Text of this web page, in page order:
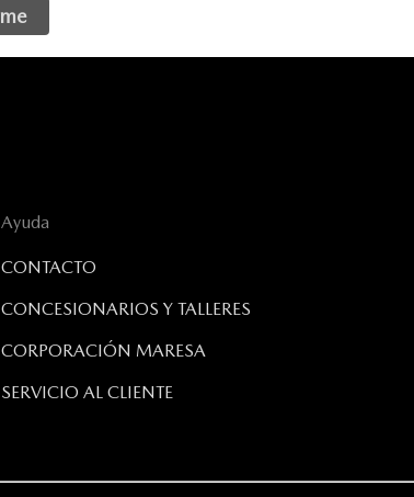
Ayuda
CONTACTO
CONCESIONARIOS Y TALLERES
CORPORACIÓN MARESA
SERVICIO AL CLIENTE